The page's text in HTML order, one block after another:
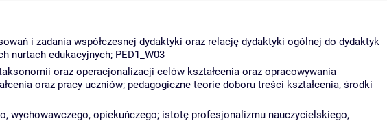
i zadania współczesnej dydaktyki oraz relację dydaktyki ogólnej do dydaktyk
nurtach edukacyjnych; PED1_W03
oraz operacjonalizacji celów kształcenia oraz opracowywania
oraz pracy uczniów; pedagogiczne teorie doboru treści kształcenia, środki
wychowawczego, opiekuńczego; istotę profesjonalizmu nauczycielskiego,